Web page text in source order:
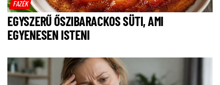
FAZÉK
EGYSZERŰ ŐSZIBARACKOS SÜTI, AMI
EGYENESEN ISTENI